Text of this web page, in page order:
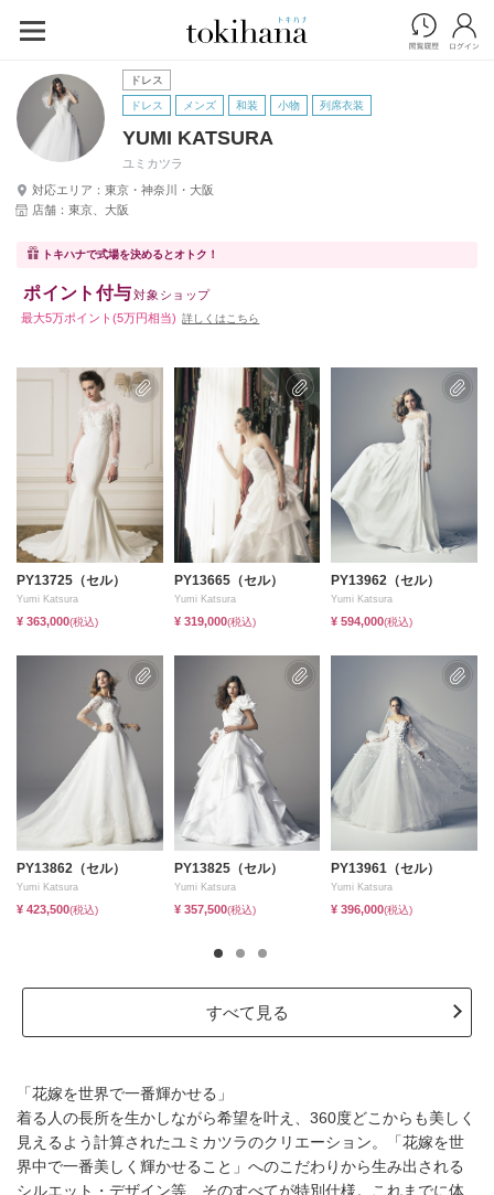
ドレス
ドレス メンズ 和装 小物 列席衣装
YUMI KATSURA
ユミカツラ
対応エリア：東京・神奈川・大阪
店舗：東京、大阪
トキハナで式場を決めるとオトク！
ポイント付与 対象ショップ
最大5万ポイント(5万円相当) 詳しくはこちら
PY13725（セル）
Yumi Katsura
¥ 363,000(税込)
PY13665（セル）
Yumi Katsura
¥ 319,000(税込)
PY13962（セル）
Yumi Katsura
¥ 594,000(税込)
PY13862（セル）
Yumi Katsura
¥ 423,500(税込)
PY13825（セル）
Yumi Katsura
¥ 357,500(税込)
PY13961（セル）
Yumi Katsura
¥ 396,000(税込)
すべて見る
「花嫁を世界で一番輝かせる」
着る人の長所を生かしながら希望を叶え、360度どこからも美しく
見えるよう計算されたユミカツラのクリエーション。「花嫁を世
界中で一番美しく輝かせること」へのこだわりから生み出される
シルエット・デザイン等、そのすべてが特別仕様。これまでに体